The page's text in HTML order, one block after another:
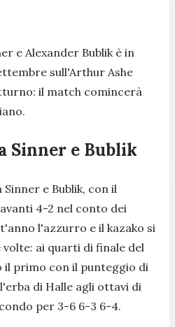
e Alexander Bublik è in
sull'Arthur Ashe
il match comincerà
Sinner e Bublik
e Bublik, con il
4-2 nel conto dei
l'azzurro e il kazako si
ai quarti di finale del
il primo con il punteggio di
di Halle agli ottavi di
per 3-6 6-3 6-4.